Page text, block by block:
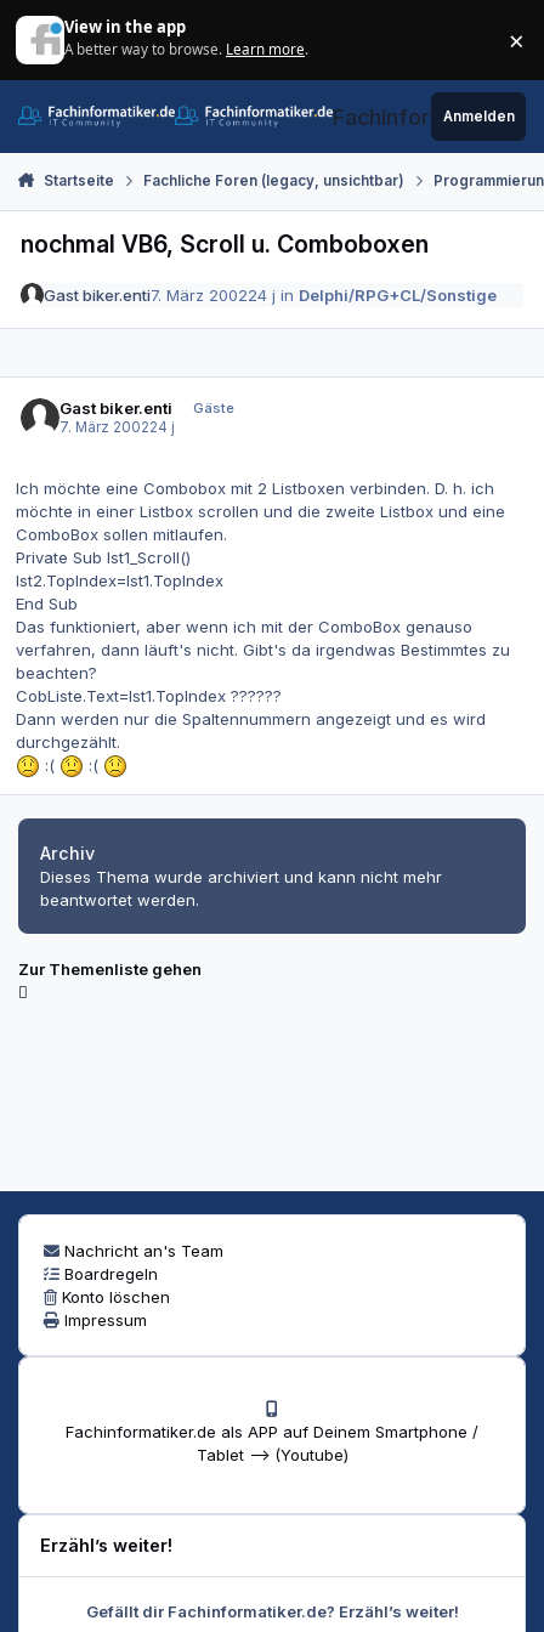
View in the app
A better way to browse. Learn more. ×
Fachinformatiker.de
Anmelden
Startseite Fachliche Foren (legacy, unsichtbar)
nochmal VB6, Scroll u. Comboboxen
Gast biker.enti7. März 200224 j in Delphi/RPG+CL/Sonstige
Gast biker.enti
Gäste
7. März 200224 j
Ich möchte eine Combobox mit 2 Listboxen verbinden. D. h. ich
möchte in einer Listbox scrollen und die zweite Listbox und eine
ComboBox sollen mitlaufen.
Private Sub lst1_Scroll()
lst2.TopIndex=lst1.TopIndex
End Sub
Das funktioniert, aber wenn ich mit der ComboBox genauso
verfahren, dann läuft's nicht. Gibt's da irgendwas Bestimmtes zu
beachten?
CobListe.Text=lst1.TopIndex ??????
Dann werden nur die Spaltennummern angezeigt und es wird
durchgezählt.
:(
:(
Archiv
Dieses Thema wurde archiviert und kann nicht mehr
beantwortet werden.
Zur Themenliste gehen
Nachricht an's Team
Boardregeln
Konto löschen
Impressum
Fachinformatiker.de als APP auf Deinem Smartphone /
Tablet --> (Youtube)
Erzähl’s weiter!
Gefällt dir Fachinformatiker.de? Erzähl’s weiter!